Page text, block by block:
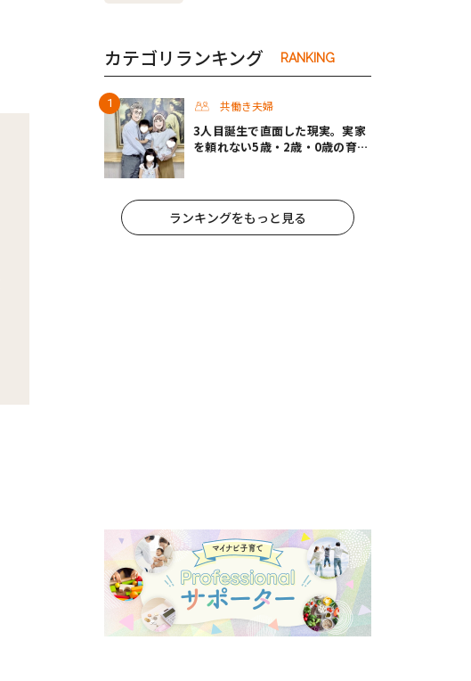
カテゴリランキング RANKING
共働き夫婦
3人目誕生で直面した現実。実家
を頼れない5歳・2歳・0歳の育児
ランキングをもっと見る